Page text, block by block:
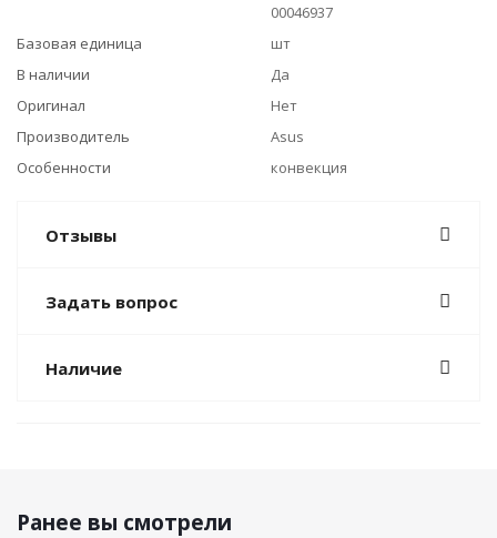
00046937
Базовая единица
шт
В наличии
Да
Оригинал
Нет
Производитель
Asus
Особенности
конвекция
Отзывы
Задать вопрос
Наличие
Ранее вы смотрели